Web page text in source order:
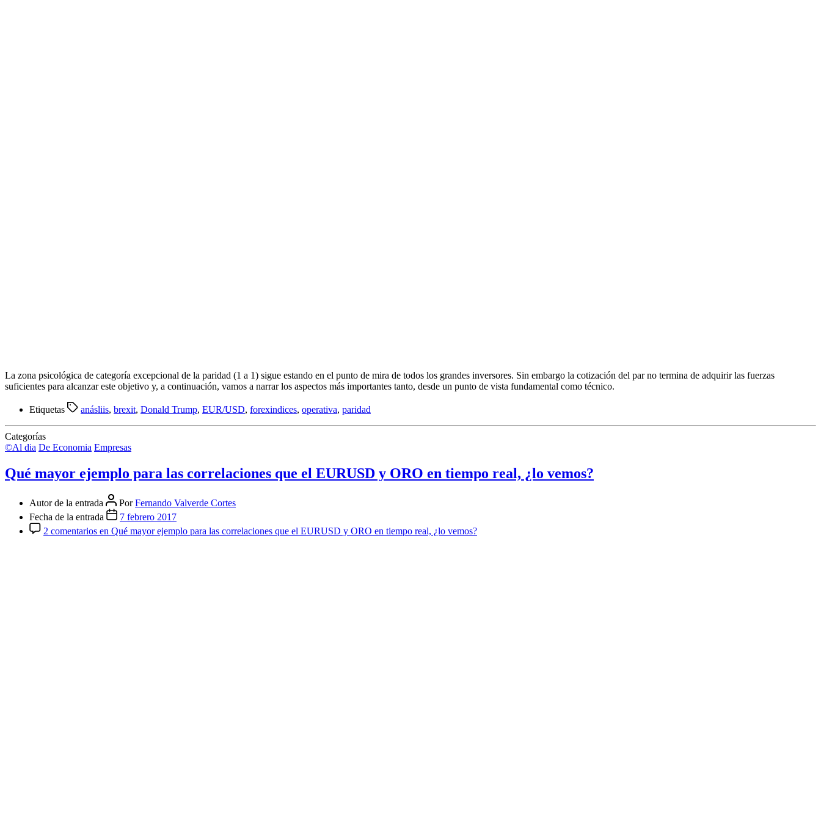
La zona psicológica de categoría excepcional de la paridad (1 a 1) sigue estando en el punto de mira de todos los grandes inversores. Sin embargo la cotización del par no termina de adquirir las fuerzas
suficientes para alcanzar este objetivo y, a continuación, vamos a narrar los aspectos más importantes tanto, desde un punto de vista fundamental como técnico.
Etiquetas anásliis, brexit, Donald Trump, EUR/USD, forexindices, operativa, paridad
Categorías
©Al dia De Economia Empresas
Qué mayor ejemplo para las correlaciones que el EURUSD y ORO en tiempo real, ¿lo vemos?
Autor de la entrada PorFernando Valverde Cortes
Fecha de la entrada
7 febrero 2017
2 comentarios en Qué mayor ejemplo para las correlaciones que el EURUSD y ORO en tiempo real, ¿lo vemos?